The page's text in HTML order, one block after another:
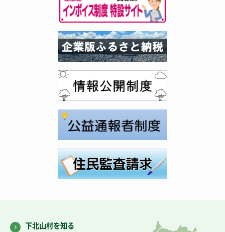
下北山村を知る